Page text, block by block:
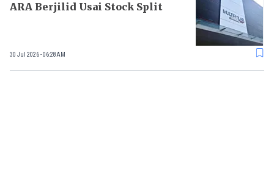
ARA Berjilid Usai Stock Split
30 Jul 2026 - 06:28AM